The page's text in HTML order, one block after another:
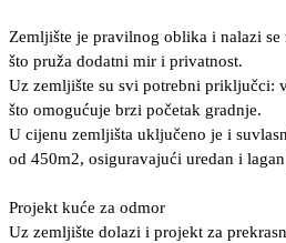
Zemljište je pravilnog oblika i nalazi se
što pruža dodatni mir i privatnost.
Uz zemljište su svi potrebni priključci:
što omogućuje brzi početak gradnje.
U cijenu zemljišta uključeno je i
od 450m2, osiguravajući uredan i
Projekt kuće za odmor
Uz zemljište dolazi i projekt za